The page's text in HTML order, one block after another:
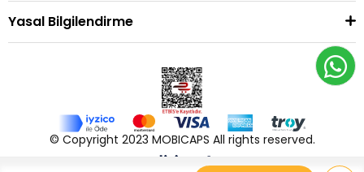
Yasal Bilgilendirme
© Copyright 2023 MOBICAPS All rights reserved.